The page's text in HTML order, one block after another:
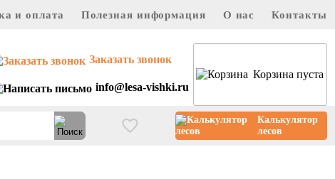
и оплата Полезная информация О нас Контакты
Заказать звонок
info@lesa-vishki.ru
Корзина пуста
Калькулятор
лесов